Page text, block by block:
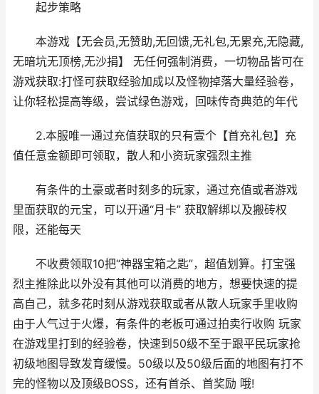
起步策略
本游戏【无会员,无赞助,无回馈,无礼包,无累充,无隐藏,
无暗坑无顶榜,无沙捐】 无任何强制消费，一切物品皆可在
游戏获取:打怪可获取经验加成以及怪物掉落大量经验卷，
让你轻松提高等级，尝试绿色游戏，回味传奇典范的年代
2.本服唯一通过充值获取的只有壹个【首充礼包】充
值任意金额即可领取，散人和小资玩家强烈主推
有条件的土豪或者时刻多的玩家，通过充值或者游戏
里面获取的元宝，可以开通“月卡” 获取解绑以及搬砖权
限，还能每天
不收费领取10把“神器宝箱之匙”，超值划算。打宝强
烈主推除此以外没有其他可以消费的地方，想要快速的提
高自己，就多花时刻从游戏获取或者从散人玩家手里收购
由于人气过于火爆，有条件的老板可通过拍卖行收购 玩家
在游戏里打到的经验卷，快速到50级不至于跟平民玩家抢
初级地图导致发育缓慢。50级以及50级后面的地图有打不
完的怪物以及顶级BOSS，还有首杀、首奖励 哦!